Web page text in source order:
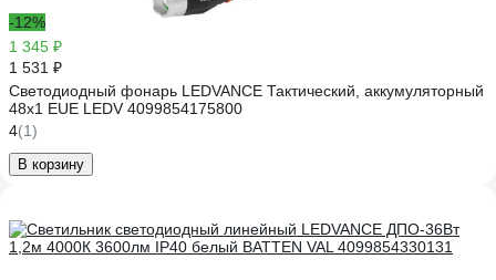
-12%
1 345 ₽
1 531 ₽
Светодиодный фонарь LEDVANCE Тактический, аккумуляторный
48x1 EUE LEDV 4099854175800
4(1)
В корзину